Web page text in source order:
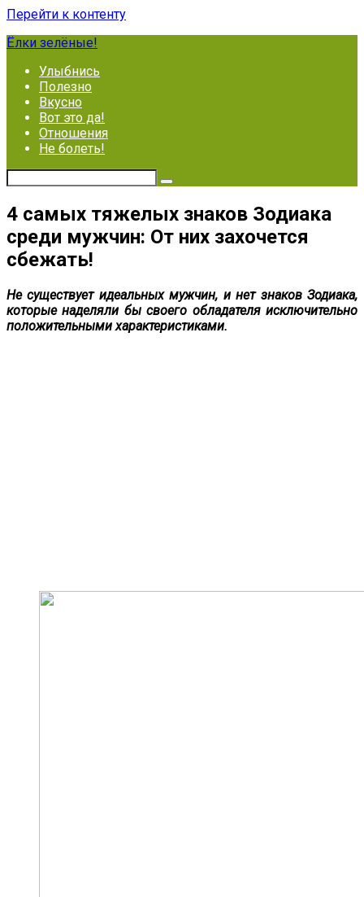
Перейти к контенту
Ёлки зелёные!
Улыбнись
Полезно
Вкусно
Вот это да!
Отношения
Не болеть!
4 самых тяжелых знаков Зодиака
среди мужчин: От них захочется
сбежать!
Не существует идеальных мужчин, и нет знаков Зодиака,
которые наделяли бы своего обладателя исключительно
положительными характеристиками.